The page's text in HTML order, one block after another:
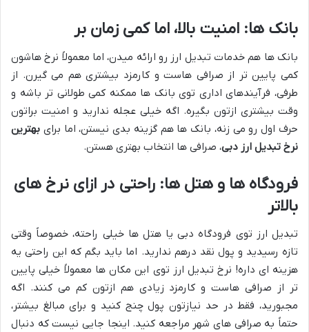
بانک ها: امنیت بالا، اما کمی زمان بر
بانک ها هم خدمات تبدیل ارز رو ارائه میدن، اما معمولاً نرخ هاشون
کمی پایین تر از صرافی هاست و کارمزد بیشتری هم می گیرن. از
طرفی، فرآیندهای اداری توی بانک ها ممکنه کمی طولانی تر باشه و
وقت بیشتری ازتون بگیره. اگه خیلی عجله ندارید و امنیت براتون
حرف اول رو می زنه، بانک ها هم گزینه بدی نیستن، اما برای بهترین
نرخ تبدیل ارز دبی، صرافی ها انتخاب بهتری هستن.
فرودگاه ها و هتل ها: راحتی در ازای نرخ های
بالاتر
تبدیل ارز توی فرودگاه دبی یا هتل ها خیلی راحته، خصوصاً وقتی
تازه رسیدید و پول نقد درهم ندارید. اما باید بگم که این راحتی یه
هزینه ای داره! نرخ تبدیل ارز توی این مکان ها معمولاً خیلی پایین
تر از صرافی هاست و کارمزد زیادی هم ازتون کم می کنند. اگه
مجبورید، فقط در حد نیازتون پول چنج کنید و برای مبالغ بیشتر،
حتماً به صرافی های شهر مراجعه کنید. اینجا جایی نیست که دنبال